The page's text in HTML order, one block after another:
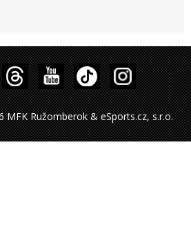
MFK Ružomberok & eSports.cz, s.r.o.